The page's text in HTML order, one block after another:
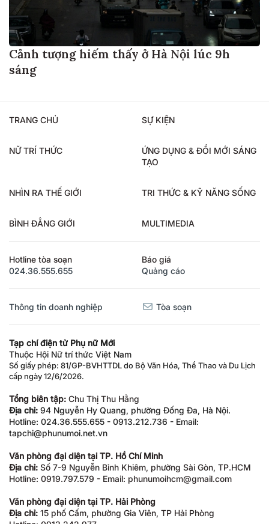
Cảnh tượng hiếm thấy ở Hà Nội lúc 9h
sáng
TRANG CHỦ SỰ KIỆN
NỮ TRÍ THỨC
ỨNG DỤNG & ĐỔI MỚI SÁNG
TẠO
NHÌN RA THẾ GIỚI TRI THỨC & KỸ NĂNG SỐNG
BÌNH ĐẲNG GIỚI MULTIMEDIA
Hotline tòa soạn
024.36.555.655
Báo giá
Quảng cáo
Thông tin doanh nghiệp Tòa soạn
Tạp chí điện tử Phụ nữ Mới
Thuộc Hội Nữ trí thức Việt Nam
Số giấy phép: 81/GP-BVHTTDL do Bộ Văn Hóa, Thể Thao và Du Lịch
cấp ngày 12/6/2026.
Tổng biên tập: Chu Thị Thu Hằng
Địa chỉ: 94 Nguyễn Hy Quang, phường Đống Đa, Hà Nội.
Hotline: 024.36.555.655 - 0913.212.736 - Email:
tapchi@phunumoi.net.vn
Văn phòng đại diện tại TP. Hồ Chí Minh
Địa chỉ: Số 7-9 Nguyễn Bỉnh Khiêm, phường Sài Gòn, TP.HCM
Hotline: 0919.797.579 - Email: phunumoihcm@gmail.com
Văn phòng đại diện tại TP. Hải Phòng
Địa chỉ: 15 phố Cấm, phường Gia Viên, TP Hải Phòng